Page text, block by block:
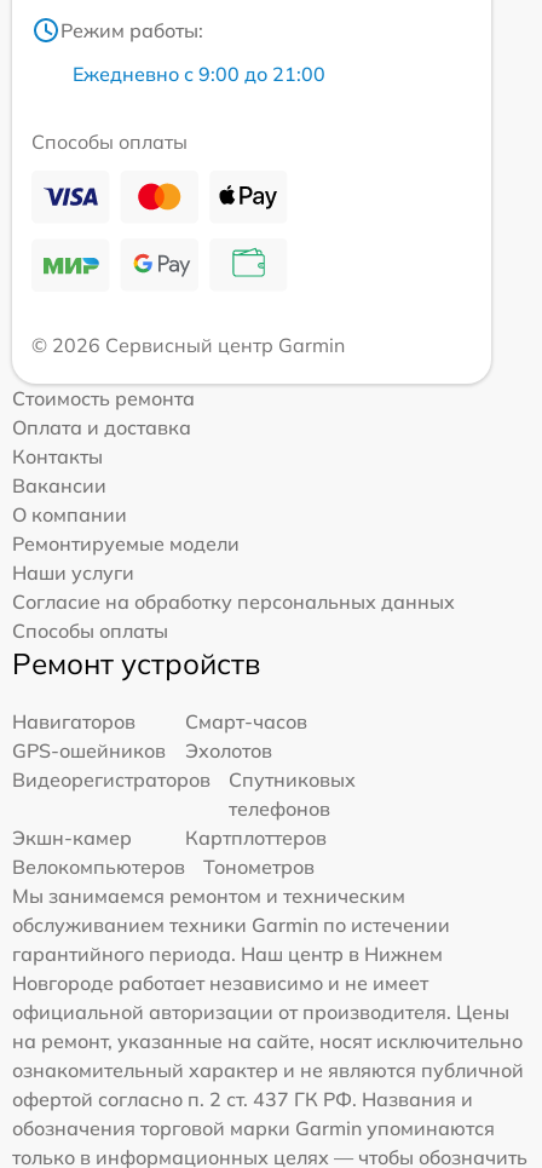
Режим работы:
Ежедневно с 9:00 до 21:00
Способы оплаты
© 2026 Сервисный центр Garmin
Стоимость ремонта
Оплата и доставка
Контакты
Вакансии
О компании
Ремонтируемые модели
Наши услуги
Согласие на обработку персональных данных
Способы оплаты
Ремонт устройств
Навигаторов
Смарт-часов
GPS-ошейников
Эхолотов
Видеорегистраторов
Спутниковых
телефонов
Экшн-камер
Картплоттеров
Велокомпьютеров
Тонометров
Мы занимаемся ремонтом и техническим
обслуживанием техники Garmin по истечении
гарантийного периода. Наш центр в Нижнем
Новгороде работает независимо и не имеет
официальной авторизации от производителя. Цены
на ремонт, указанные на сайте, носят исключительно
ознакомительный характер и не являются публичной
офертой согласно п. 2 ст. 437 ГК РФ. Названия и
обозначения торговой марки Garmin упоминаются
только в информационных целях — чтобы обозначить